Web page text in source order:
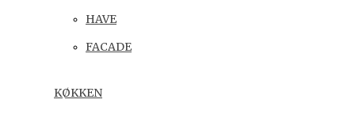
HAVE
FACADE
KØKKEN